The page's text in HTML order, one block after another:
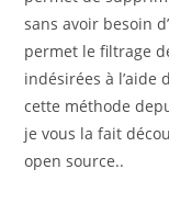
sans avoir besoin
permet le filtrage
indésirées à l’aide
cette méthode
je vous la fait
open source..